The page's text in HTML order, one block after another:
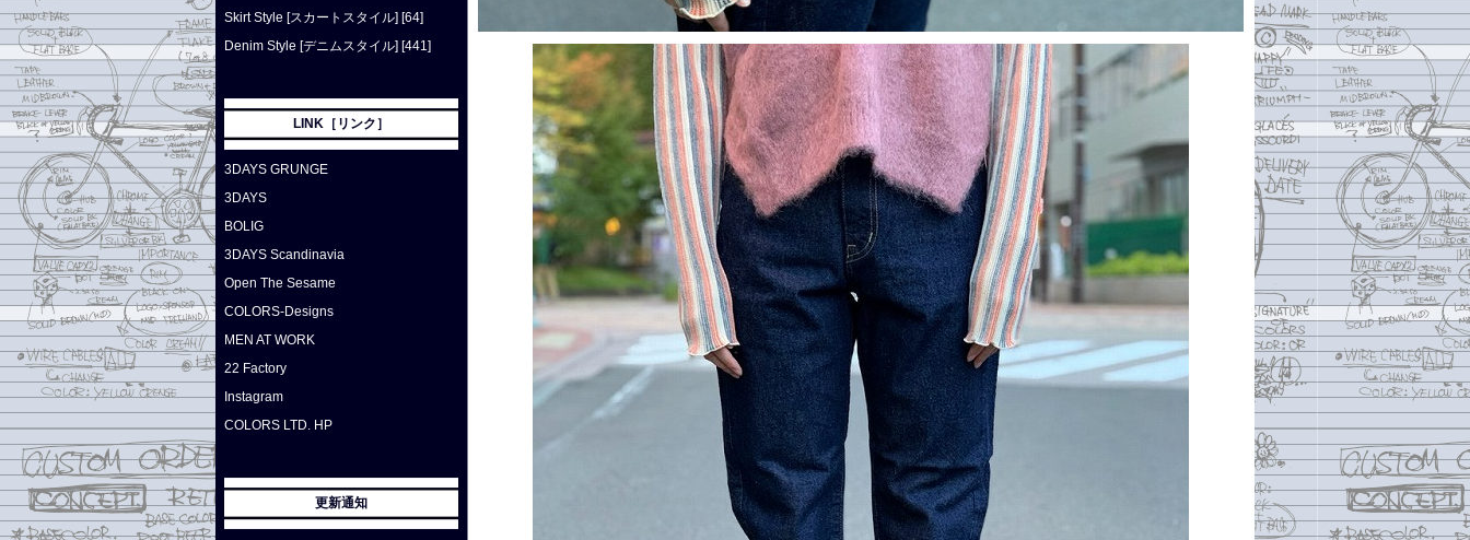
Skirt Style [スカートスタイル] [64]
Denim Style [デニムスタイル] [441]
LINK［リンク］
3DAYS GRUNGE
3DAYS
BOLIG
3DAYS Scandinavia
Open The Sesame
COLORS-Designs
MEN AT WORK
22 Factory
Instagram
COLORS LTD. HP
更新通知